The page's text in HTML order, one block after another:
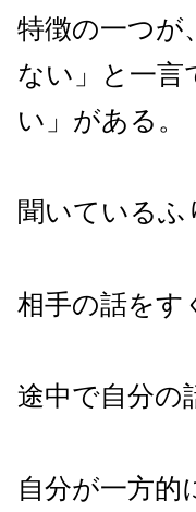
特徴の一つが
ない」と一言
い」がある。
聞いている
相手の話をす
途中で自分の
自分が一方的